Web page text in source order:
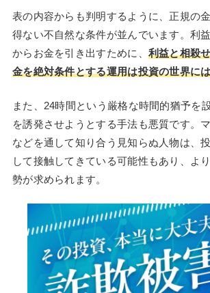
表の内容からも判明するように、正規の
得ない不自然な条件が並んでいます。利
からお金を引き出すために、 利益と相殺
金を絶対条件とする運用は投資の世界に
また、24時間という厳格な時間的猶予を
を誘発させようとする手法も悪質です。
などを通して知り合う見知らぬ人物は、
して接触してきている可能性もあり、よ
勢が求められます。